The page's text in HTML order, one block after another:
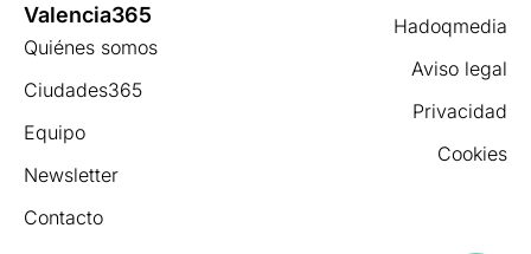
Hadoqmedia
Aviso legal
Privacidad
Cookies
Valencia365
Quiénes somos
Ciudades365
Equipo
Newsletter
Contacto